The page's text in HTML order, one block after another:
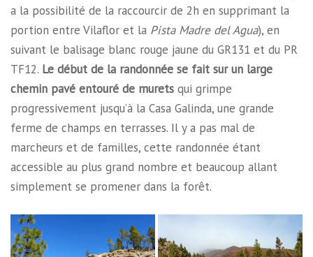
a la possibilité de la raccourcir de 2h en supprimant la
portion entre Vilaflor et la Pista Madre del Agua), en
suivant le balisage blanc rouge jaune du GR131 et du PR
TF12. Le début de la randonnée se fait sur un large
chemin pavé entouré de murets qui grimpe
progressivement jusqu’à la Casa Galinda, une grande
ferme de champs en terrasses. Il y a pas mal de
marcheurs et de familles, cette randonnée étant
accessible au plus grand nombre et beaucoup allant
simplement se promener dans la forêt.